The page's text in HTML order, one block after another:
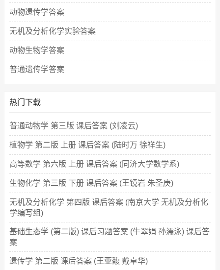
动物遗传学答案
无机及分析化学实验答案
动物生物学答案
普通遗传学答案
热门下载
普通动物学 第三版 课后答案 (刘凌云)
植物学 第二版 上册 课后答案 (陆时万 徐祥生)
高等数学 第六版 上册 课后答案 (同济大学数学系)
生物化学 第三版 下册 课后答案 (王镜岩 朱圣庚)
无机及分析化学 第四版 课后答案 (南京大学 无机及分析化
学编写组)
基础生态学 (第二版) 课后习题答案 (牛翠娟 孙濡泳) 课后答
案
遗传学 第二版 课后答案 (王亚馥 戴卓华)